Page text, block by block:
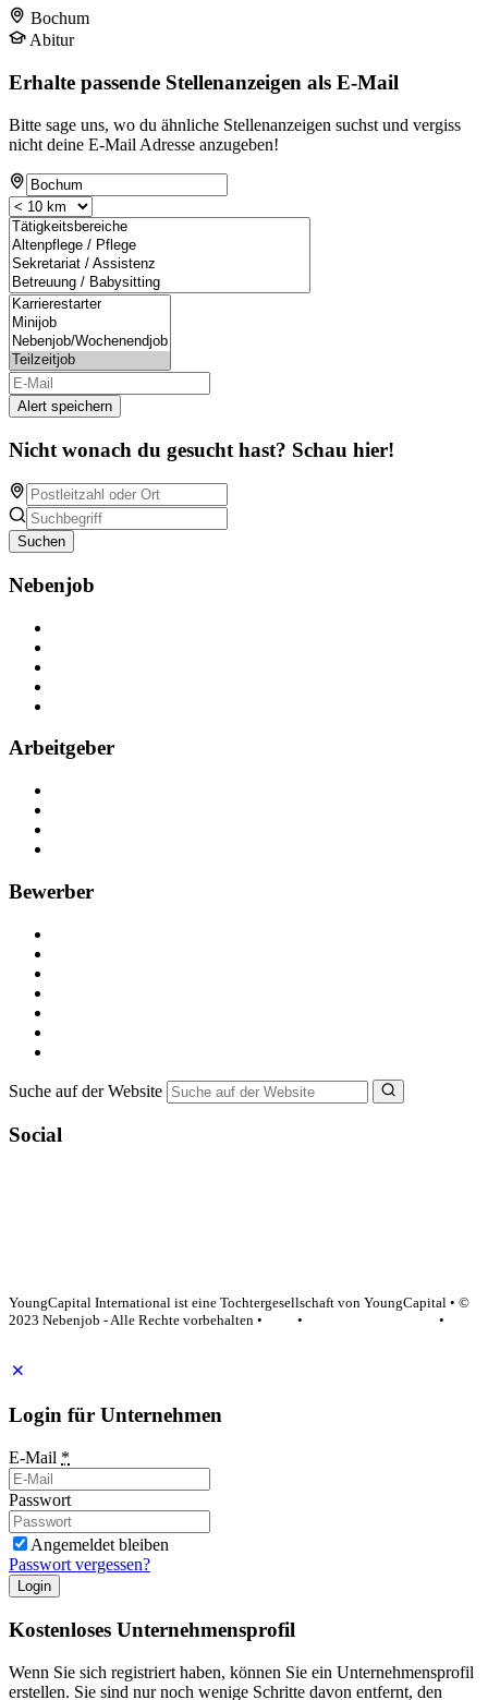
Bochum
Abitur
Erhalte passende Stellenanzeigen als E-Mail
Bitte sage uns, wo du ähnliche Stellenanzeigen suchst und vergiss
nicht deine E-Mail Adresse anzugeben!
Alert speichern
Nicht wonach du gesucht hast? Schau hier!
Suchen
Nebenjob
Arbeitgeber
Bewerber
Suche auf der Website
Social
YoungCapital International ist eine Tochtergesellschaft von YoungCapital • ©
2023 Nebenjob - Alle Rechte vorbehalten •
•
•
Login für Unternehmen
E-Mail *
Passwort
Angemeldet bleiben
Passwort vergessen?
Login
Kostenloses Unternehmensprofil
Wenn Sie sich registriert haben, können Sie ein Unternehmensprofil
erstellen. Sie sind nur noch wenige Schritte davon entfernt, den